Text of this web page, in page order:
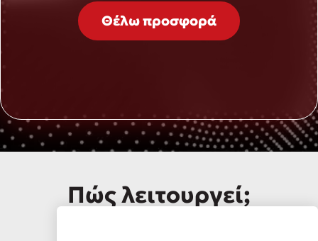
Θέλω προσφορά
Πώς λειτουργεί;